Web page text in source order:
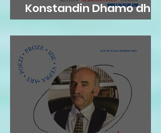
Konstandin Dhamo dhe
diksursi i variacionit